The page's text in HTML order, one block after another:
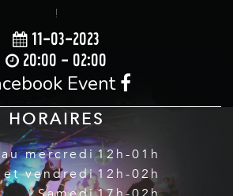
!
11-03-2023
20:00 - 02:00
Event
HORAIRES
mercredi
vendredi
12h-01h
12h-02h